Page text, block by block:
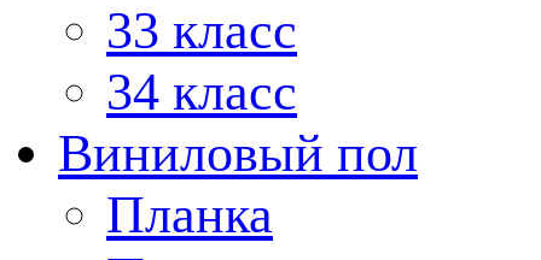
33 класс
34 класс
Виниловый пол
Планка